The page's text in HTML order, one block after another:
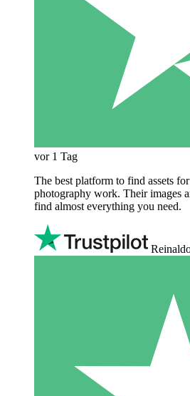
vor 1 Tag
The best platform to find assets
photography work. Their images
find almost everything you need.